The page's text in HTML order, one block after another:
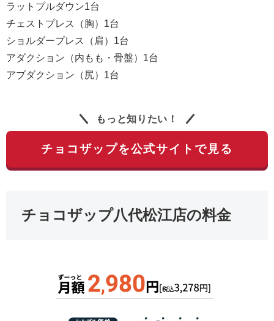
ラットプルダウン1台
チェストプレス（胸）1台
ショルダープレス（肩）1台
アダクション（内もも・骨盤）1台
アブダクション（尻）1台
もっと知りたい！
チョコザップを公式サイトで見る
チョコザップ八代松江店の料金